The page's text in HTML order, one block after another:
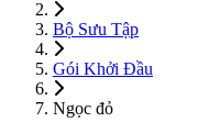
Bộ Sưu Tập
Gói Khởi Đầu
Ngọc đỏ